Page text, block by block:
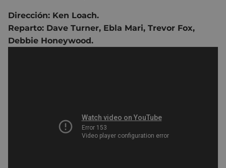
Dirección: Ken Loach.
Reparto: Dave Turner, Ebla Mari, Trevor Fox,
Debbie Honeywood.